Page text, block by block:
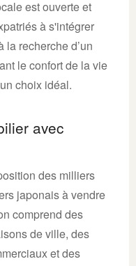
est ouverte et
à s'intégrer
la recherche d’un
le confort de la vie
choix idéal.
avec
des milliers
japonais à vendre
comprend des
de ville, des
et des